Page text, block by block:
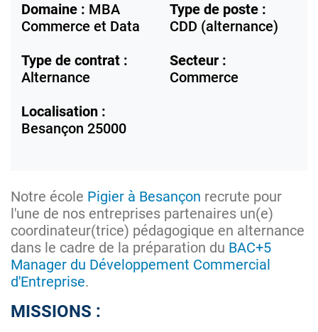
Domaine : MBA
Commerce et Data
Type de poste :
CDD (alternance)
Type de contrat :
Alternance
Secteur :
Commerce
Localisation :
Besançon 25000
Notre école Pigier à Besançon recrute pour
l'une de nos entreprises partenaires un(e)
coordinateur(trice) pédagogique en alternance
dans le cadre de la préparation du BAC+5
Manager du Développement Commercial
d'Entreprise.
MISSIONS :